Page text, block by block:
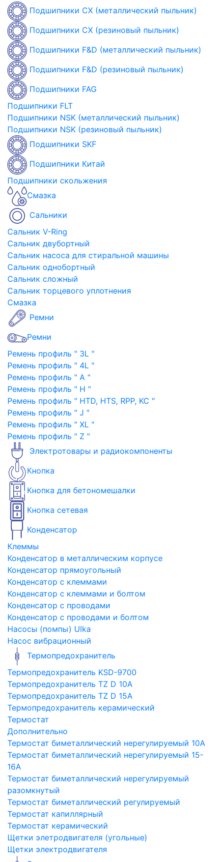
Подшипники CX (металлический пыльник)
Подшипники CX (резиновый пыльник)
Подшипники F&D (металлический пыльник)
Подшипники F&D (резиновый пыльник)
Подшипники FAG
Подшипники FLT
Подшипники NSK (металлический пыльник)
Подшипники NSK (резиновый пыльник)
Подшипники SKF
Подшипники Китай
Подшипники скольжения
Смазка
Сальники
Сальник V-Ring
Сальник двубортный
Сальник насоса для стиральной машины
Сальник однобортный
Сальник сложный
Сальник торцевого уплотнения
Смазка
Ремни
Ремни
Ремень профиль " 3L "
Ремень профиль " 4L "
Ремень профиль " A "
Ремень профиль " H "
Ремень профиль " HTD, HTS, RPP, KC "
Ремень профиль " J "
Ремень профиль " XL "
Ремень профиль " Z "
Электротовары и радиокомпоненты
Кнопка
Кнопка для бетономешалки
Кнопка сетевая
Конденсатор
Клеммы
Конденсатор в металлическим корпусе
Конденсатор прямоугольный
Конденсатор с клеммами
Конденсатор с клеммами и болтом
Конденсатор с проводами
Конденсатор с проводами и болтом
Насосы (помпы) Ulka
Насос вибрационный
Термопредохранитель
Термопредохранитель KSD-9700
Термопредохранитель TZ D 10A
Термопредохранитель TZ D 15A
Термопредохранитель керамический
Термостат
Дополнительно
Термостат биметаллический нерегулируемый 10A
Термостат биметаллический нерегулируемый 15-
16A
Термостат биметаллический нерегулируемый
разомкнутый
Термостат биметаллический регулируемый
Термостат капиллярный
Термостат керамический
Щетки элетродвигателя (угольные)
Щетки электродвигателя